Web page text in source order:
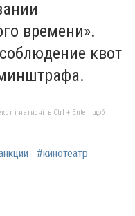
времени».
квот
і натисніть Ctrl + Enter, щоб
#кинотеатр